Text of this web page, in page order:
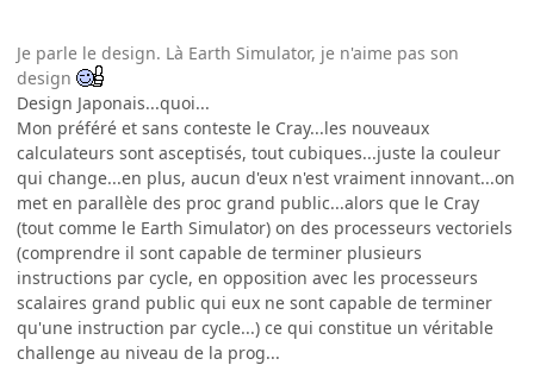
Je parle le design. Là Earth Simulator, je n'aime pas son
design
Design Japonais...quoi...
Mon préféré et sans conteste le Cray...les nouveaux
calculateurs sont asceptisés, tout cubiques...juste la couleur
qui change...en plus, aucun d'eux n'est vraiment innovant...on
met en parallèle des proc grand public...alors que le Cray
(tout comme le Earth Simulator) on des processeurs vectoriels
(comprendre il sont capable de terminer plusieurs
instructions par cycle, en opposition avec les processeurs
scalaires grand public qui eux ne sont capable de terminer
qu'une instruction par cycle...) ce qui constitue un véritable
challenge au niveau de la prog...